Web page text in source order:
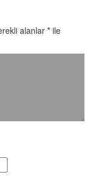
alanlar* ile